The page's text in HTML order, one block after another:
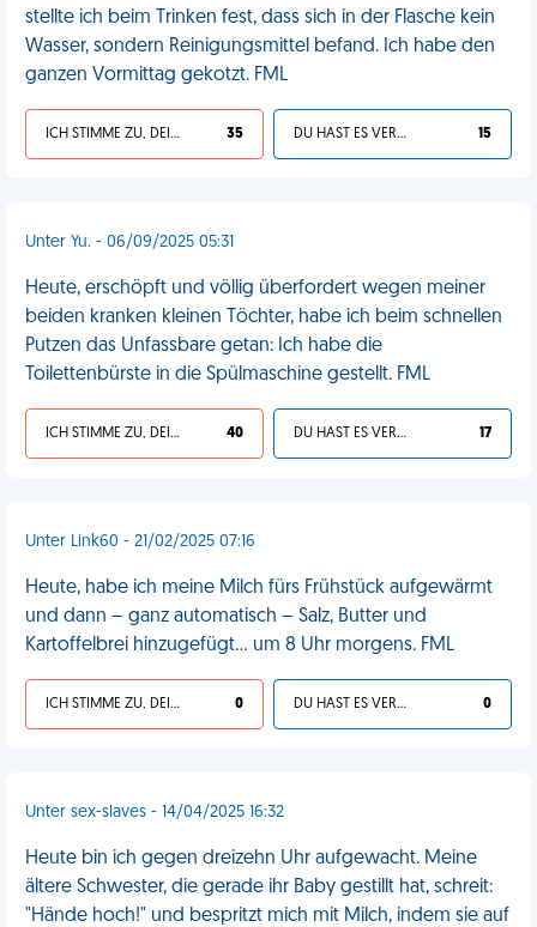
stellte ich beim Trinken fest, dass sich in der Flasche kein
Wasser, sondern Reinigungsmittel befand. Ich habe den
ganzen Vormittag gekotzt. FML
ICH STIMME ZU, DEIN LEBEN IST SCHEISSE 35 DU HAST ES VERDIENT 15
Unter Yu. - 06/09/2025 05:31
Heute, erschöpft und völlig überfordert wegen meiner
beiden kranken kleinen Töchter, habe ich beim schnellen
Putzen das Unfassbare getan: Ich habe die
Toilettenbürste in die Spülmaschine gestellt. FML
ICH STIMME ZU, DEIN LEBEN IST SCHEISSE 40 DU HAST ES VERDIENT 17
Unter Link60 - 21/02/2025 07:16
Heute, habe ich meine Milch fürs Frühstück aufgewärmt
und dann – ganz automatisch – Salz, Butter und
Kartoffelbrei hinzugefügt... um 8 Uhr morgens. FML
ICH STIMME ZU, DEIN LEBEN IST SCHEISSE 0 DU HAST ES VERDIENT 0
Unter sex-slaves - 14/04/2025 16:32
Heute bin ich gegen dreizehn Uhr aufgewacht. Meine
ältere Schwester, die gerade ihr Baby gestillt hat, schreit:
"Hände hoch!" und bespritzt mich mit Milch, indem sie auf